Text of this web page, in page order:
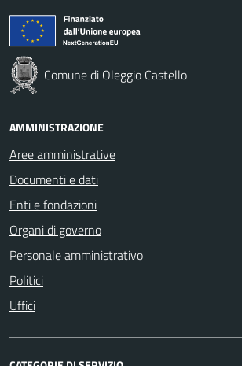
Comune di Oleggio Castello
AMMINISTRAZIONE
Aree amministrative
Documenti e dati
Enti e fondazioni
Organi di governo
Personale amministrativo
Politici
Uffici